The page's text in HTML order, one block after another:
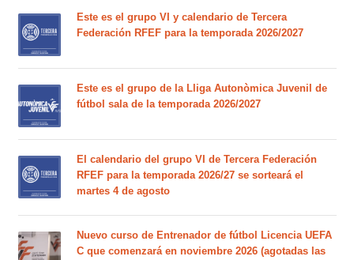
Este es el grupo VI y calendario de Tercera
Federación RFEF para la temporada 2026/2027
Este es el grupo de la Lliga Autonòmica Juvenil de
fútbol sala de la temporada 2026/2027
El calendario del grupo VI de Tercera Federación
RFEF para la temporada 2026/27 se sorteará el
martes 4 de agosto
Nuevo curso de Entrenador de fútbol Licencia UEFA
C que comenzará en noviembre 2026 (agotadas las